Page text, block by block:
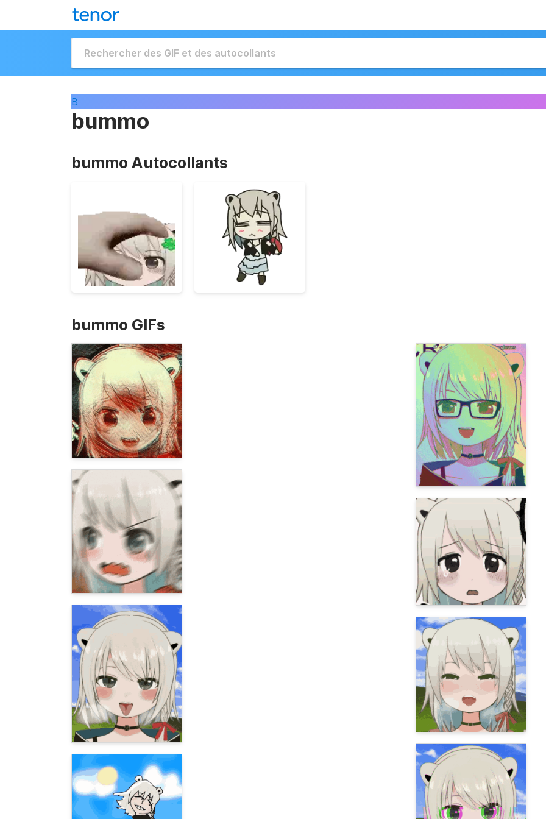
B
bummo
bummo Autocollants
bummo GIFs